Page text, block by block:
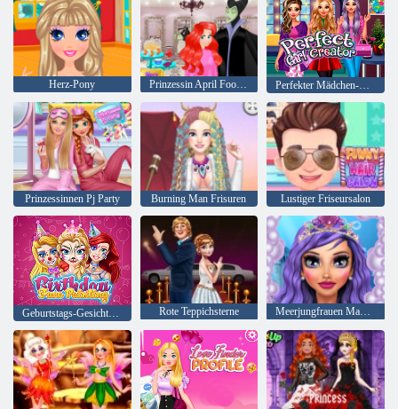
Herz-Pony Prinzessin April Fools Friseursalon Perfekter Mädchen-Schöpfer
Prinzessinnen Pj Party Burning Man Frisuren Lustiger Friseursalon
Rote Teppichsterne Meerjungfrauen Makeup Salon